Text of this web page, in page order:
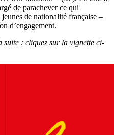
de parachever ce qui
de nationalité française –
d’engagement.
: cliquez sur la vignette ci-